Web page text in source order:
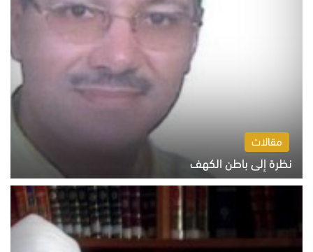
مقالات
نظرة إلى باطن الكهف
السبت 8 أغسطس 2026 11:04 ص